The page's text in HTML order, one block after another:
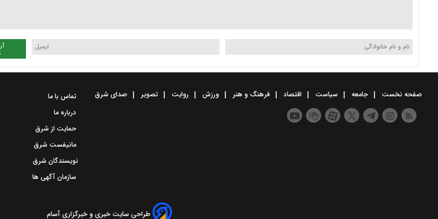
صفحه نخست جامعه سیاست اقتصاد فرهنگ و هنر ورزش روایت تصویر صدای شرق
تماس با ما
درباره ما
حمایت از شرق
مانیفست شرق
نویسندگان شرق
سازمان آگهی ها
طراحی سایت خبری و خبرگزاری آسام